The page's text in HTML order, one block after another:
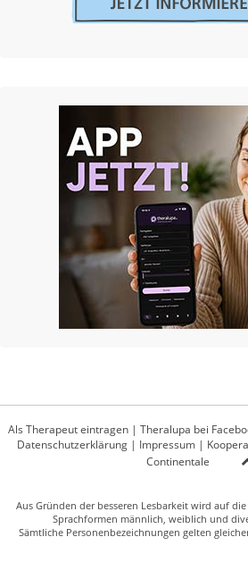
Als Therapeut eintragen | Theralupa bei
Datenschutzerklärung| Impressum|
Continentale
Aus Gründen der besseren Lesbarkeit wird auf
Sprachformen männlich, weiblich und
Sämtliche Personenbezeichnungen gelten